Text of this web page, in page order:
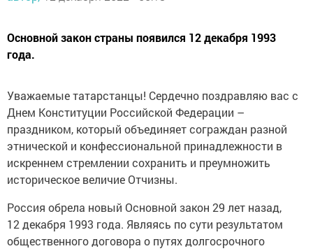
Основной закон страны появился 12 декабря 1993
года.
Уважаемые татарстанцы! Сердечно поздравляю вас с
Днем Конституции Российской Федерации –
праздником, который объединяет сограждан разной
этнической и конфессиональной принадлежности в
искреннем стремлении сохранить и преумножить
историческое величие Отчизны.
Россия обрела новый Основной закон 29 лет назад,
12 декабря 1993 года. Являясь по сути результатом
общественного договора о путях долгосрочного